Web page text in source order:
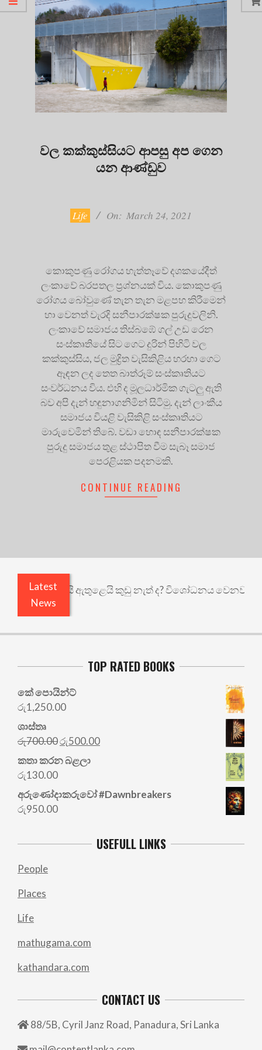
වල කක්කුස්සියට ආපසු අප ගෙන
යන ආණ්ඩුව
Life On: March 24, 2021
කොකුපණු රෝගය හැත්තෑවේ දශකයේදීත්
ලංකාවේ බරපතල ප්‍රශ්නයක් විය. කොකුපණු
රෝගය බෝවුණේ තැන තැන මළපහ කිරීමෙන්
හා වෙනත් වැරදි සනීපාරක්ෂක පුරුදුවලිනි.
ලංකාවේ සමාජය තිස්බඹේ ගල් උඩ රෙන
සංස්කෘතියේ සිට ගෙට දුරින් පිහිටි වල
කක්කුස්සිය, ජල මුද්‍රිත වැසිකිළිය හරහා ගෙට
ඈඳන ලද තෙත බාත්රූම් සංස්කෘතියට
සංවර්ධනය විය. එහි ද මූලධාර්මික ගැටලු ඇති
බව අපි දැන් හඳුනාගනිමින් සිටිමු. දැන් ලාංකීය
සමාජය වියළි වැසිකිළි සංස්කෘතියට
මාරුවෙමින් තිබේ. වඩා හොඳ සනීපාරක්ෂක
පුරුදු සමාජය තුළ ස්ථාපිත වීම සැබෑ සමාජ
පෙරළියක පදනමකි.
CONTINUE READING
Latest
News
දැන් එළියෙයි ඇතුළෙයි කුඩු නැත් ද? විශෝධනය වෙනවා ද?
TOP RATED BOOKS
කේ පොයින්ට්
රු1,250.00
ශාස්තෘ
රු700.00Original
price
was:
රු500.00Current
කතා කරන බළලා
රු130.00
අරු‍ණෝදාකරුවෝ #Dawnbreakers
රු950.00
USEFULL LINKS
People
Places
Life
mathugama.com
kathandara.com
CONTACT US
88/5B, Cyril Janz Road, Panadura, Sri Lanka